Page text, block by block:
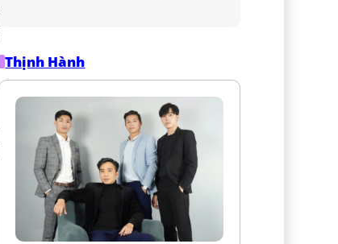
Thịnh Hành